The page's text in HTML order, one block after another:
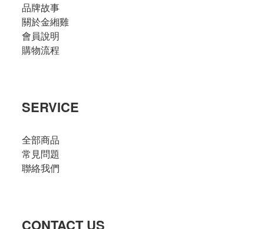
品牌故事
關於金緗雞
會員說明
購物流程
SERVICE
全部商品
常見問題
聯絡我們
CONTACT US